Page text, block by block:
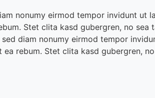
nonumy eirmod tempor invidunt ut
Stet clita kasd gubergren, no sea
diam nonumy eirmod tempor
rebum. Stet clita kasd gubergren,